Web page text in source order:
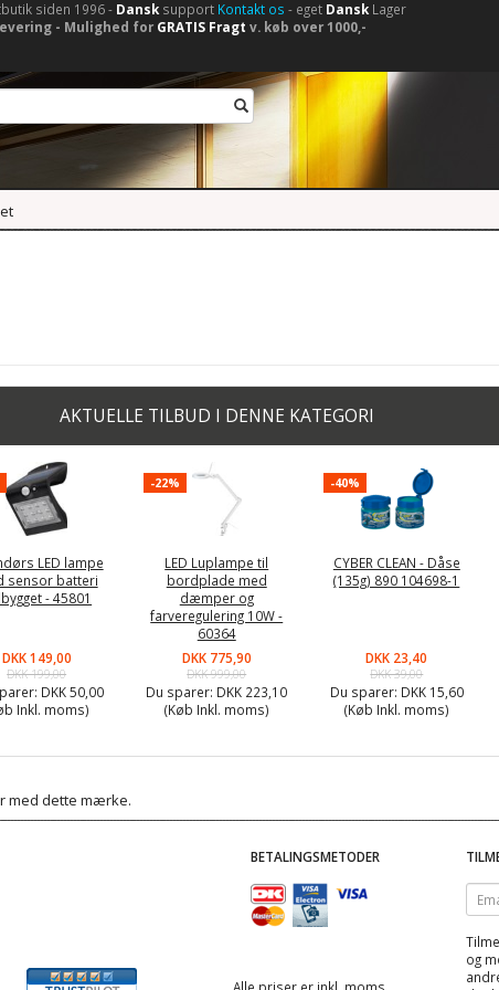
siden 1996 - Dansksupport Kontakt os - eget DanskLager
- Mulighed for GRATIS Fragt v. køb over 1000,-
AKTUELLE TILBUD I DENNE KATEGORI
LED lampe
sensor batteri
- 45801
DKK 149,00
DKK 199,00
DKK 50,00
Inkl. moms)
-22%
LED Luplampe til
bordplade med
dæmper og
farveregulering 10W -
60364
DKK 775,90
DKK 999,00
Du sparer: DKK 223,10
(Køb Inkl. moms)
-40%
CYBER CLEAN - Dåse
(135g) 890 104698-1
DKK 23,40
DKK 39,00
Du sparer: DKK 15,60
(Køb Inkl. moms)
med dette mærke.
BETALINGSMETODER
Email-
og